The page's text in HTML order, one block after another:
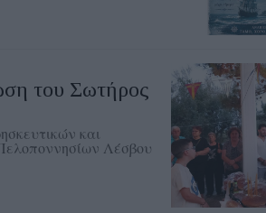
του Σωτήρος
και
Λέσβου